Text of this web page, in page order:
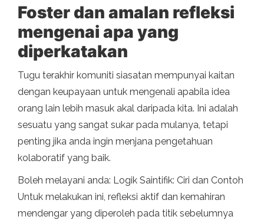
Foster dan amalan refleksi
mengenai apa yang
diperkatakan
Tugu terakhir komuniti siasatan mempunyai kaitan
dengan keupayaan untuk mengenali apabila idea
orang lain lebih masuk akal daripada kita. Ini adalah
sesuatu yang sangat sukar pada mulanya, tetapi
penting jika anda ingin menjana pengetahuan
kolaboratif yang baik.
Boleh melayani anda: Logik Saintifik: Ciri dan Contoh
Untuk melakukan ini, refleksi aktif dan kemahiran
mendengar yang diperoleh pada titik sebelumnya